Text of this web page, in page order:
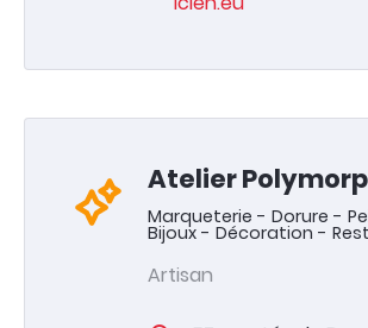
Atelier
Marqueterie - Dorure -
Bijoux - Décoration -
Artisan